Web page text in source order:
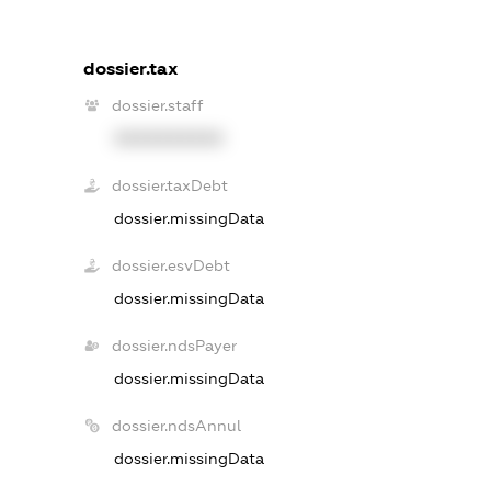
dossier.tax
dossier.staff
dossier.taxDebt
dossier.missingData
dossier.esvDebt
dossier.missingData
dossier.ndsPayer
dossier.missingData
dossier.ndsAnnul
dossier.missingData